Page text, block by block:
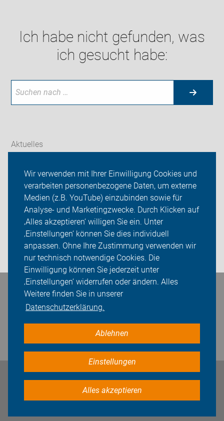
Wir verwenden mit Ihrer Einwilligung Cookies und
verarbeiten personenbezogene Daten, um externe
Medien (z.B. YouTube) einzubinden sowie für
Analyse- und Marketingzwecke. Durch Klicken auf
‚Alles akzeptieren‘ willigen Sie ein. Unter
‚Einstellungen‘ können Sie dies individuell
anpassen. Ohne Ihre Zustimmung verwenden wir
nur technisch notwendige Cookies. Die
Einwilligung können Sie jederzeit unter
‚Einstellungen‘ widerrufen oder ändern. Alles
Weitere finden Sie in unserer
Datenschutzerklärung.
Ablehnen
Einstellungen
Alles akzeptieren
Ich habe nicht gefunden, was
ich gesucht habe:
Aktuelles
ADFC Potsdam
Sei dabei
Presse
Login
Bleiben Sie in Kontakt